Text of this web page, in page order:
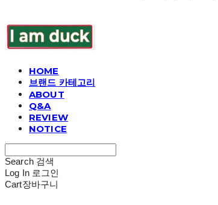
HOME
브랜드 카테고리
ABOUT
Q&A
REVIEW
NOTICE
Search 검색
Log In 로그인
Cart장바구니